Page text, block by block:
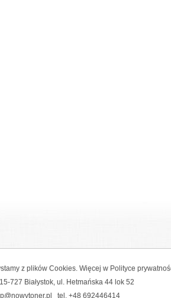
z plików Cookies. Więcej w Polityce
727 Białystok, ul. Hetmańska 44 lok 52
tel. +48 692446414